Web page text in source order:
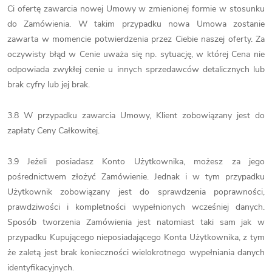
Ci ofertę zawarcia nowej Umowy w zmienionej formie w stosunku
do Zamówienia. W takim przypadku nowa Umowa zostanie
zawarta w momencie potwierdzenia przez Ciebie naszej oferty. Za
oczywisty błąd w Cenie uważa się np. sytuację, w której Cena nie
odpowiada zwykłej cenie u innych sprzedawców detalicznych lub
brak cyfry lub jej brak.
3.8 W przypadku zawarcia Umowy, Klient zobowiązany jest do
zapłaty Ceny Całkowitej.
3.9 Jeżeli posiadasz Konto Użytkownika, możesz za jego
pośrednictwem złożyć Zamówienie. Jednak i w tym przypadku
Użytkownik zobowiązany jest do sprawdzenia poprawności,
prawdziwości i kompletności wypełnionych wcześniej danych.
Sposób tworzenia Zamówienia jest natomiast taki sam jak w
przypadku Kupującego nieposiadającego Konta Użytkownika, z tym
że zaletą jest brak konieczności wielokrotnego wypełniania danych
identyfikacyjnych.